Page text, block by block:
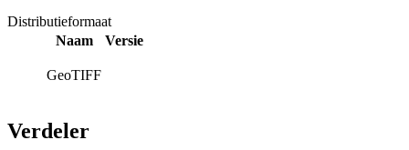
Distributieformaat
Naam
Versie
GeoTIFF
Verdeler